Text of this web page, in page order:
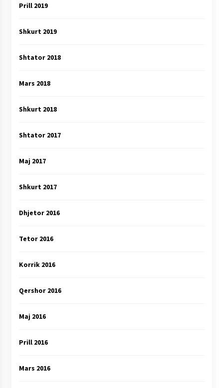
Prill 2019
Shkurt 2019
Shtator 2018
Mars 2018
Shkurt 2018
Shtator 2017
Maj 2017
Shkurt 2017
Dhjetor 2016
Tetor 2016
Korrik 2016
Qershor 2016
Maj 2016
Prill 2016
Mars 2016